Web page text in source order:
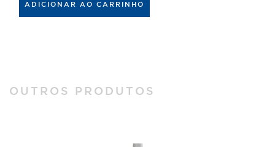
ADICIONAR AO CARRINHO
OUTROS PRODUTOS